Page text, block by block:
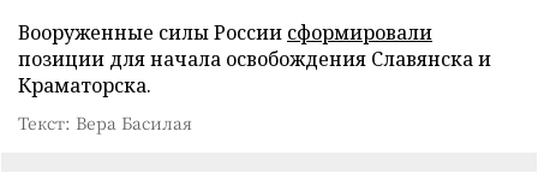
Вооруженные силы России сформировали
позиции для начала освобождения Славянска и
Краматорска.
Текст: Вера Басилая